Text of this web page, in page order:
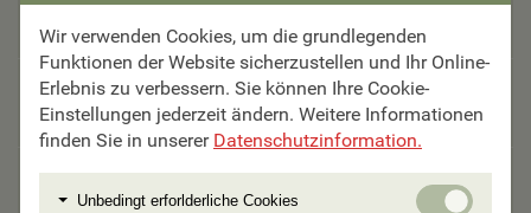
05.11. - 10.11.2026
Teilnehmer
Bitte auswählen
Unterbringung
Bitte auswählen
Wir verwenden Cookies, um die grundlegenden
Funktionen der Website sicherzustellen und Ihr Online-
Erlebnis zu verbessern. Sie können Ihre Cookie-
Einstellungen jederzeit ändern. Weitere Informationen
finden Sie in unserer Datenschutzinformation.
Unbedingt erforlderliche Cookies